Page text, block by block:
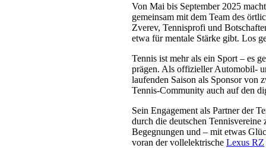
Von Mai bis September 2025
gemeinsam mit dem Team des
Zverev, Tennisprofi und
etwa für mentale Stärke gibt. Los
Tennis ist mehr als ein Sport – es
prägen. Als offizieller Automobil-
laufenden Saison als Sponsor von
Tennis-Community auch auf den
Sein Engagement als Partner der
durch die deutschen
Begegnungen und – mit etwas
voran der vollelektrische Lexus RZ